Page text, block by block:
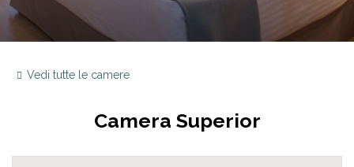
Vedi tutte le camere
Camera Superior